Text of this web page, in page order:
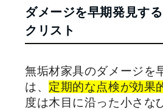
ダメージを早期発見す
クリスト
無垢材家具のダメージを
は、 定期的な点検が効果
度は木目に沿った小さな